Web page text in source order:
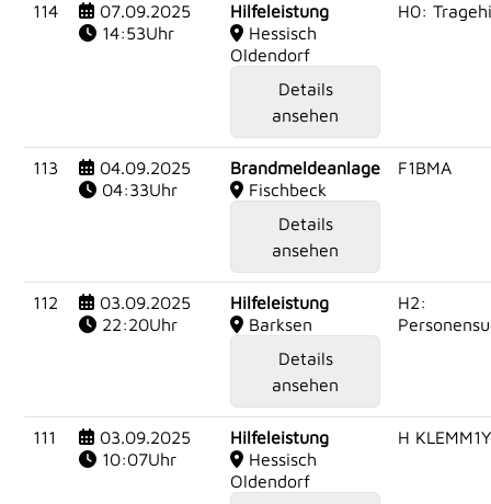
114
07.09.2025
14:53Uhr
Hilfeleistung
Hessisch
Oldendorf
Details
ansehen
H0:
113
04.09.2025
04:33Uhr
Brandmeldeanlage
Fischbeck
Details
ansehen
F1BMA
112
03.09.2025
22:20Uhr
Hilfeleistung
Barksen
Details
ansehen
H2:
111
03.09.2025
10:07Uhr
Hilfeleistung
Hessisch
Oldendorf
H KLEMM1Y